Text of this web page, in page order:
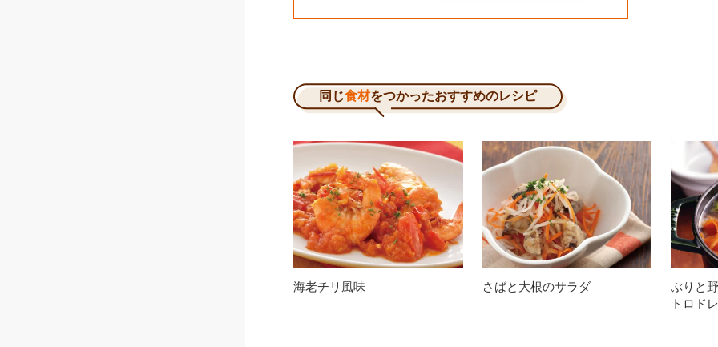
同じ食材をつかったおすすめのレシピ
海老チリ風味 さばと大根のサラダ
ぶりと
トロド